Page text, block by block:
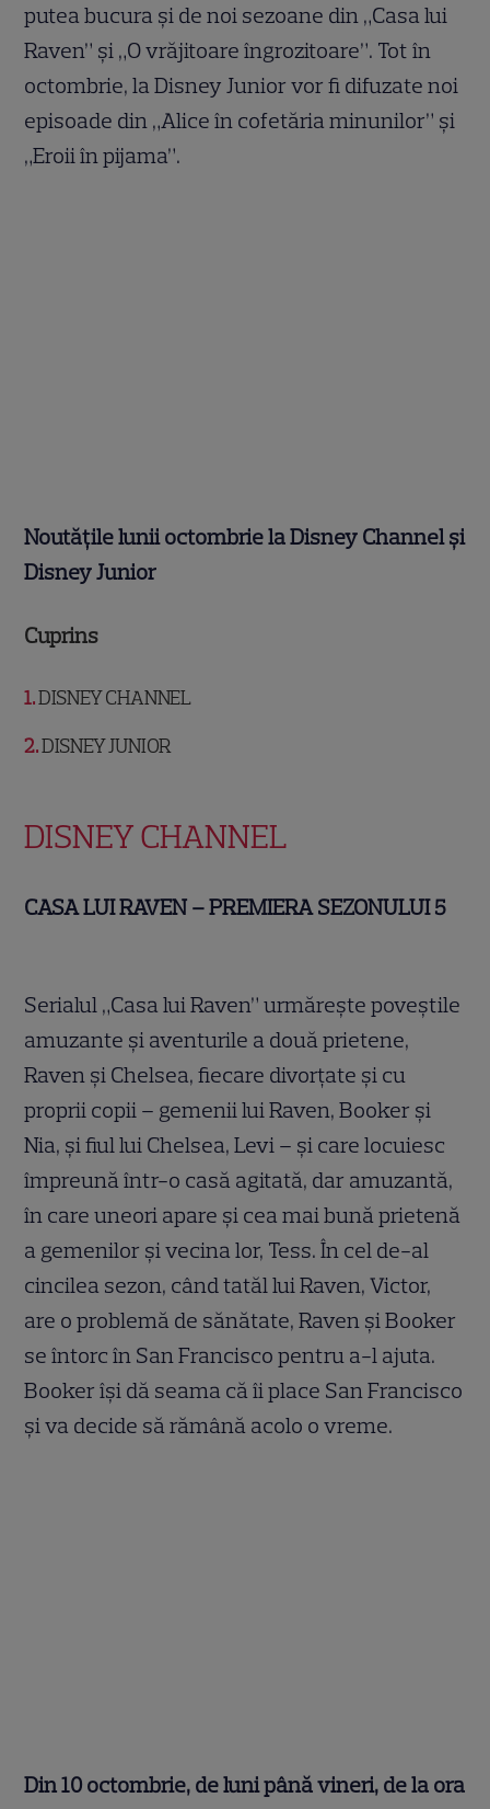
putea bucura și de noi sezoane din „Casa lui
Raven” și „O vrăjitoare îngrozitoare”. Tot în
octombrie, la Disney Junior vor fi difuzate noi
episoade din „Alice în cofetăria minunilor” și
„Eroii în pijama”.
Noutățile lunii octombrie la Disney Channel și
Disney Junior
Cuprins
1 DISNEY CHANNEL
2 DISNEY JUNIOR
DISNEY CHANNEL
CASA LUI RAVEN – PREMIERA SEZONULUI 5
Serialul „Casa lui Raven” urmărește poveștile
amuzante și aventurile a două prietene,
Raven și Chelsea, fiecare divorțate și cu
proprii copii – gemenii lui Raven, Booker și
Nia, și fiul lui Chelsea, Levi – și care locuiesc
împreună într-o casă agitată, dar amuzantă,
în care uneori apare și cea mai bună prietenă
a gemenilor și vecina lor, Tess. În cel de-al
cincilea sezon, când tatăl lui Raven, Victor,
are o problemă de sănătate, Raven și Booker
se întorc în San Francisco pentru a-l ajuta.
Booker își dă seama că îi place San Francisco
și va decide să rămână acolo o vreme.
Din 10 octombrie, de luni până vineri, de la ora